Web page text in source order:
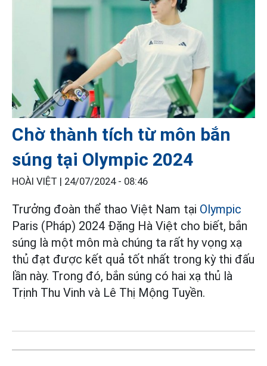
Chờ thành tích từ môn bắn
súng tại Olympic 2024
HOÀI VIỆT | 24/07/2024 - 08:46
Trưởng đoàn thể thao Việt Nam tại Olympic
Paris (Pháp) 2024 Đặng Hà Việt cho biết, bắn
súng là một môn mà chúng ta rất hy vọng xạ
thủ đạt được kết quả tốt nhất trong kỳ thi đấu
lần này. Trong đó, bắn súng có hai xạ thủ là
Trịnh Thu Vinh và Lê Thị Mộng Tuyền.